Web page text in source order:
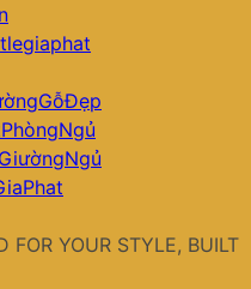
FOR YOUR STYLE, BUILT